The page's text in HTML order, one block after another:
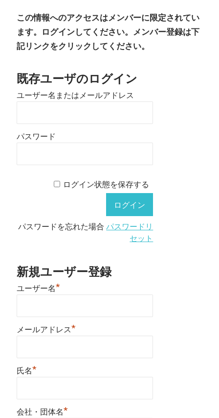
この情報へのアクセスはメンバーに限定されてい
ます。ログインしてください。メンバー登録は下
記リンクをクリックしてください。
既存ユーザのログイン
ユーザー名またはメールアドレス
パスワード
ログイン状態を保存する
パスワードを忘れた場合パスワードリ
セット
新規ユーザー登録
ユーザー名*
メールアドレス*
氏名*
会社・団体名*